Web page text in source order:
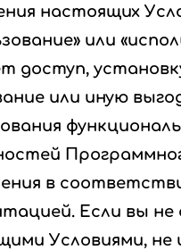
настоящих
или
доступ,
или иную
в
Если вы не
Условиями, не